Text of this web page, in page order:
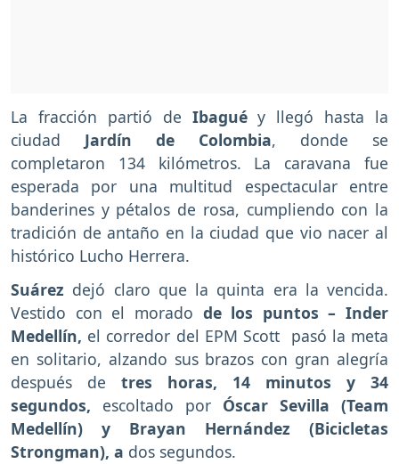
La fracción partió de Ibaguéy llegó hasta la
ciudad Jardín de Colombia, donde se
completaron 134 kilómetros. La caravana fue
esperada por una multitud espectacular entre
banderines y pétalos de rosa, cumpliendo con la
tradición de antaño en la ciudad que vio nacer al
histórico Lucho Herrera.
Suárez dejó claro que la quinta era la vencida.
Vestido con el morado de los puntos – Inder
Medellín, el corredor del EPM Scott pasó la meta
en solitario, alzando sus brazos con gran alegría
después de tres horas, 14 minutos y 34
segundos, escoltado por Óscar Sevilla (Team
Medellín) y Brayan Hernández (Bicicletas
Strongman), a dos segundos.